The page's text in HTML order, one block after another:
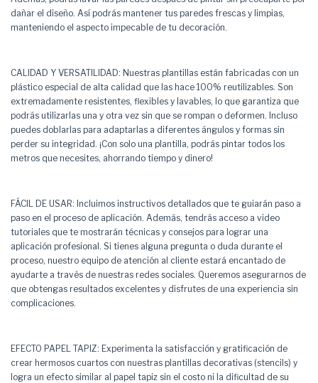
dañar el diseño. Así podrás mantener tus paredes frescas y limpias,
manteniendo el aspecto impecable de tu decoración.
CALIDAD Y VERSATILIDAD: Nuestras plantillas están fabricadas con un
plástico especial de alta calidad que las hace 100% reutilizables. Son
extremadamente resistentes, flexibles y lavables, lo que garantiza que
podrás utilizarlas una y otra vez sin que se rompan o deformen. Incluso
puedes doblarlas para adaptarlas a diferentes ángulos y formas sin
perder su integridad. ¡Con solo una plantilla, podrás pintar todos los
metros que necesites, ahorrando tiempo y dinero!
FÁCIL DE USAR: Incluimos instructivos detallados que te guiarán paso a
paso en el proceso de aplicación. Además, tendrás acceso a video
tutoriales que te mostrarán técnicas y consejos para lograr una
aplicación profesional. Si tienes alguna pregunta o duda durante el
proceso, nuestro equipo de atención al cliente estará encantado de
ayudarte a través de nuestras redes sociales. Queremos asegurarnos de
que obtengas resultados excelentes y disfrutes de una experiencia sin
complicaciones.
EFECTO PAPEL TAPIZ: Experimenta la satisfacción y gratificación de
crear hermosos cuartos con nuestras plantillas decorativas (stencils) y
logra un efecto similar al papel tapiz sin el costo ni la dificultad de su